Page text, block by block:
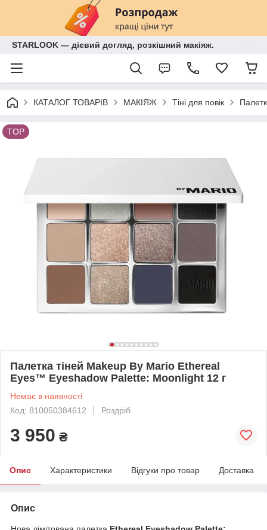
STARLOOK — дієвий догляд, розкішний макіяж.
КАТАЛОГ ТОВАРІВ МАКІЯЖ Тіні для повік
TOP
Палетка тіней Makeup By Mario Ethereal
Eyes™ Eyeshadow Palette: Moonlight 12 г
Немає в наявності
Код: 810050384612
Роздріб
3 950 ₴
Опис Характеристики Відгуки про товар Доставка
Опис